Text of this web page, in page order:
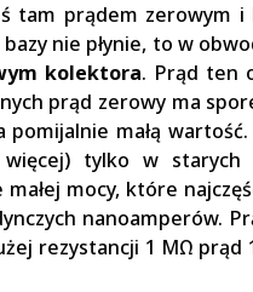
tam prądem zerowym i
nie płynie, to w
kolektora. Prąd ten
prąd zerowy ma
małą
tylko w starych
mocy, które
nanoamperów.
rezystancji 1 MΩ prąd